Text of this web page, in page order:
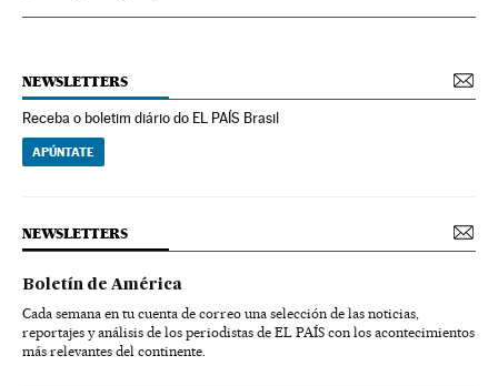
NEWSLETTERS
Receba o boletim diário do EL PAÍS Brasil
APÚNTATE
NEWSLETTERS
Boletín de América
Cada semana en tu cuenta de correo una selección de las noticias,
reportajes y análisis de los periodistas de EL PAÍS con los acontecimientos
más relevantes del continente.